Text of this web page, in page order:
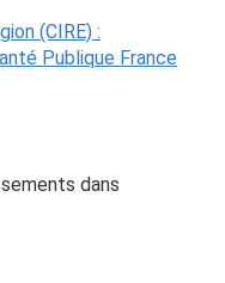
(CIRE) :
Publique France
dans